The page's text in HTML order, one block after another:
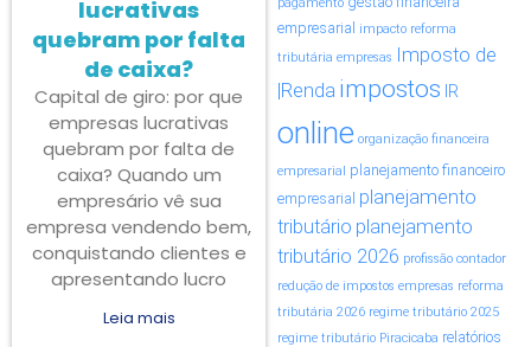
lucrativas
quebram por falta
de caixa?
Capital de giro: por que
empresas lucrativas
quebram por falta de
caixa? Quando um
empresário vê sua
empresa vendendo bem,
conquistando clientes e
apresentando lucro
Leia mais
empresarial
impacto reforma
tributária empresas Imposto de
|Renda impostos IR
online organização financeira
empresarial planejamento financeiro
empresarial planejamento
tributário planejamento
tributário 2026 profissão contador
redução de impostos empresas reforma
tributária 2026 regime tributário 2025
regime tributário Piracicaba relatórios